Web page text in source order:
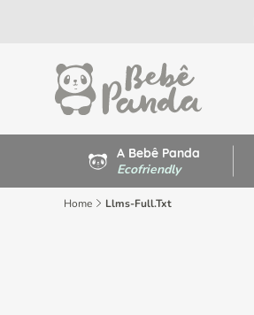
A Bebê Panda
Ecofriendly
Home Llms-Full.txt